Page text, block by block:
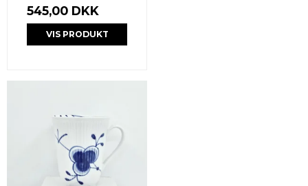
545,00 DKK
VIS PRODUKT